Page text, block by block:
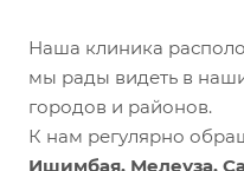
Наша клиника
мы рады видеть в
городов и районов.
К нам регулярно
Ишимбая, Мелеуза,